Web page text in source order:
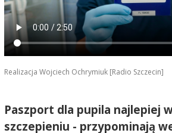
Realizacja Wojciech Ochrymiuk [Radio Szczecin]
Paszport dla pupila najlepiej
szczepieniu - przypominają